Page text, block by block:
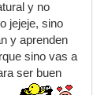
y no
jejeje, sino
y aprenden
sino vas a
ser buen